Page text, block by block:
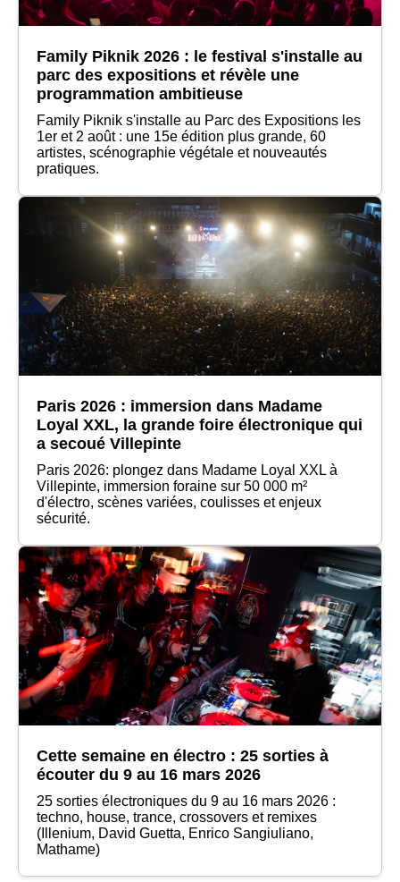
Family Piknik 2026 : le festival s'installe au
parc des expositions et révèle une
programmation ambitieuse
Family Piknik s'installe au Parc des Expositions les
1er et 2 août : une 15e édition plus grande, 60
artistes, scénographie végétale et nouveautés
pratiques.
Paris 2026 : immersion dans Madame
Loyal XXL, la grande foire électronique qui
a secoué Villepinte
Paris 2026: plongez dans Madame Loyal XXL à
Villepinte, immersion foraine sur 50 000 m²
d'électro, scènes variées, coulisses et enjeux
sécurité.
Cette semaine en électro : 25 sorties à
écouter du 9 au 16 mars 2026
25 sorties électroniques du 9 au 16 mars 2026 :
techno, house, trance, crossovers et remixes
(Illenium, David Guetta, Enrico Sangiuliano,
Mathame)